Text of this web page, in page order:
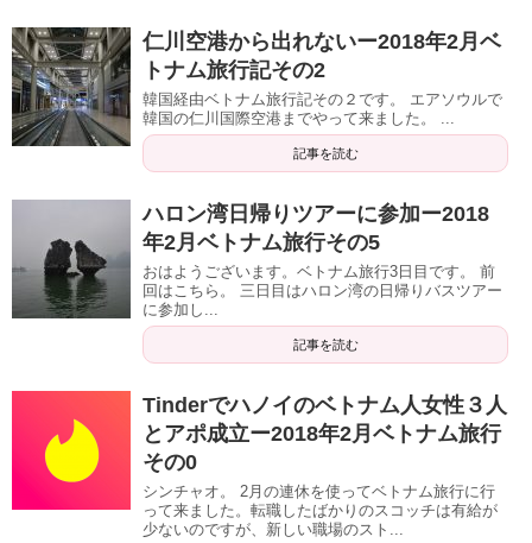
仁川空港から出れないー2018年2月ベ
トナム旅行記その2
韓国経由ベトナム旅行記その２です。 エアソウルで
韓国の仁川国際空港までやって来ました。 ...
記事を読む
ハロン湾日帰りツアーに参加ー2018
年2月ベトナム旅行その5
おはようございます。ベトナム旅行3日目です。 前
回はこちら。 三日目はハロン湾の日帰りバスツアー
に参加し...
記事を読む
Tinderでハノイのベトナム人女性３人
とアポ成立ー2018年2月ベトナム旅行
その0
シンチャオ。 2月の連休を使ってベトナム旅行に行
って来ました。転職したばかりのスコッチは有給が
少ないのですが、新しい職場のスト...